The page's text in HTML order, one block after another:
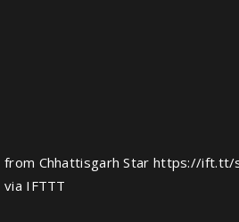
from Chhattisgarh Star https://ift.tt/
via IFTTT